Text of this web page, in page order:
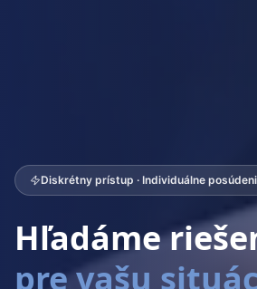
Diskrétny prístup · Individuálne
Hľadáme
pre vašu